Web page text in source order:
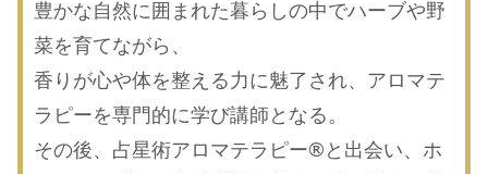
豊かな自然に囲まれた暮らしの中でハーブや野
菜を育てながら、
香りが心や体を整える力に魅了され、アロマテ
ラピーを専門的に学び講師となる。
その後、占星術アロマテラピー®と出会い、ホ